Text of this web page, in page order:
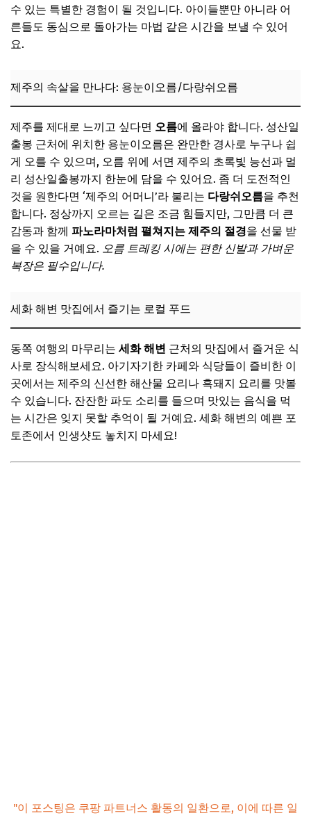
수 있는 특별한 경험이 될 것입니다. 아이들뿐만 아니라 어
른들도 동심으로 돌아가는 마법 같은 시간을 보낼 수 있어
요.
제주의 속살을 만나다: 용눈이오름/다랑쉬오름
제주를 제대로 느끼고 싶다면 오름에 올라야 합니다. 성산일
출봉 근처에 위치한 용눈이오름은 완만한 경사로 누구나 쉽
게 오를 수 있으며, 오름 위에 서면 제주의 초록빛 능선과 멀
리 성산일출봉까지 한눈에 담을 수 있어요. 좀 더 도전적인
것을 원한다면 ‘제주의 어머니’라 불리는 다랑쉬오름을 추천
합니다. 정상까지 오르는 길은 조금 힘들지만, 그만큼 더 큰
감동과 함께 파노라마처럼 펼쳐지는 제주의 절경을 선물 받
을 수 있을 거예요. 오름 트레킹 시에는 편한 신발과 가벼운
복장은 필수입니다.
세화 해변 맛집에서 즐기는 로컬 푸드
동쪽 여행의 마무리는 세화 해변 근처의 맛집에서 즐거운 식
사로 장식해보세요. 아기자기한 카페와 식당들이 즐비한 이
곳에서는 제주의 신선한 해산물 요리나 흑돼지 요리를 맛볼
수 있습니다. 잔잔한 파도 소리를 들으며 맛있는 음식을 먹
는 시간은 잊지 못할 추억이 될 거예요. 세화 해변의 예쁜 포
토존에서 인생샷도 놓치지 마세요!
"이 포스팅은 쿠팡 파트너스 활동의 일환으로, 이에 따른 일